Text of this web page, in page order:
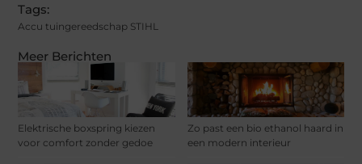
Meer Berichten
Elektrische boxspring kiezen
voor comfort zonder gedoe
Zo past een bio ethanol haard in
een modern interieur
Tags:
Accu tuingereedschap STIHL